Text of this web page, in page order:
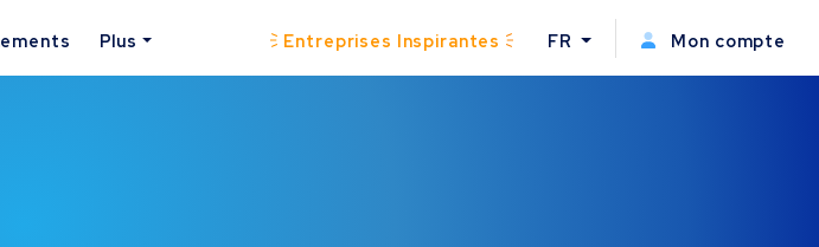
Plus Entreprises Inspirantes FR Mon compte